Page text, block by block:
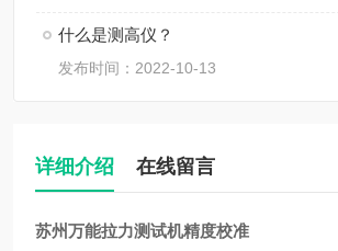
什么是测高仪？
发布时间：2022-10-13
详细介绍 在线留言
苏州万能拉力测试机精度校准